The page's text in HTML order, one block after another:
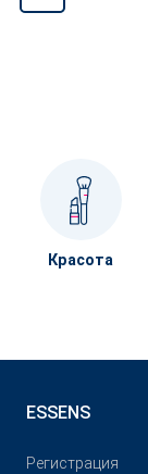
Красота
ESSENS
Pегистрация